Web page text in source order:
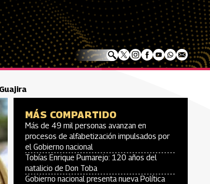
MÁS COMPARTIDO
Más de 49 mil personas avanzan en
procesos de alfabetización impulsados por
el Gobierno nacional
Tobías Enrique Pumarejo: 120 años del
natalicio de Don Toba
Gobierno nacional presenta nueva Política